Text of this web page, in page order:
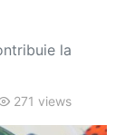
la
271 views